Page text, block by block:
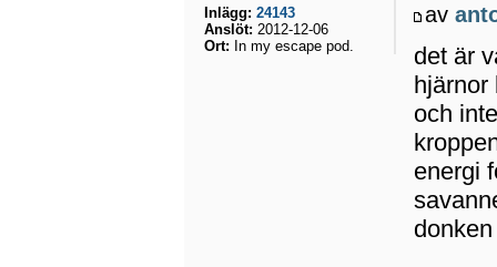
av
det är
hjärnor
och
energi
Inlägg: 24143
Anslöt: 2012-12-06
Ort: In my escape pod.